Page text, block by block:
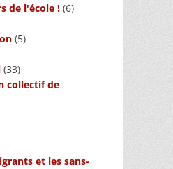
de l'école ! (6)
(5)
(33)
collectif de
et les sans-